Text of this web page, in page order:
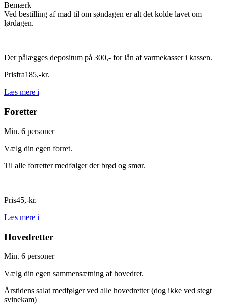
Bemærk
Ved bestilling af mad til om søndagen er alt det kolde lavet om
lørdagen.
Der pålægges depositum på 300,- for lån af varmekasser i kassen.
Prisfra185,-kr.
Læs mere i
Foretter
Min. 6 personer
Vælg din egen forret.
Til alle forretter medfølger der brød og smør.
Pris45,-kr.
Læs mere i
Hovedretter
Min. 6 personer
Vælg din egen sammensætning af hovedret.
Årstidens salat medfølger ved alle hovedretter (dog ikke ved stegt
svinekam)